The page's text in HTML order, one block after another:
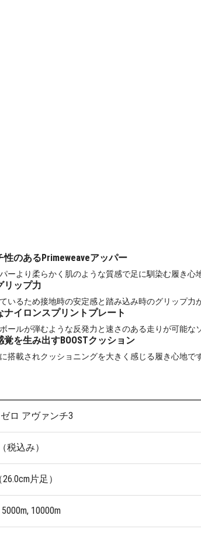
のあるPrimeweaveアッパー
ーより柔らかく肌のような質感で足に馴染む履き心
リップ力
いるため接地時の安定感と踏み込み時のグリップ力
イロンスプリントプレート
ールが弾むような反発力と速さのある走りが可能な
を生み出すBOOSTクッション
搭載されクッショニングを大きく感じる履き心地です
ロ アヴァンチ3
税込み）
片足）
10000m